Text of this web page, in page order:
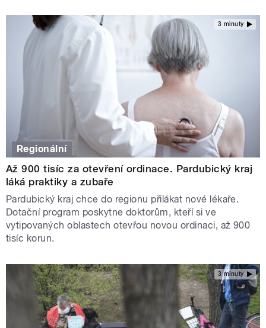
3 minuty
Regionální
Až 900 tisíc za otevření ordinace. Pardubický kraj
láká praktiky a zubaře
Pardubický kraj chce do regionu přilákat nové lékaře.
Dotační program poskytne doktorům, kteří si ve
vytipovaných oblastech otevřou novou ordinaci, až 900
tisíc korun.
3 minuty